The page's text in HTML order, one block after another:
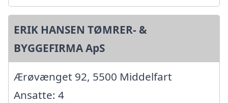
ERIK HANSEN TØMRER- &
BYGGEFIRMA ApS
Ærøvænget 92, 5500 Middelfart
Ansatte: 4